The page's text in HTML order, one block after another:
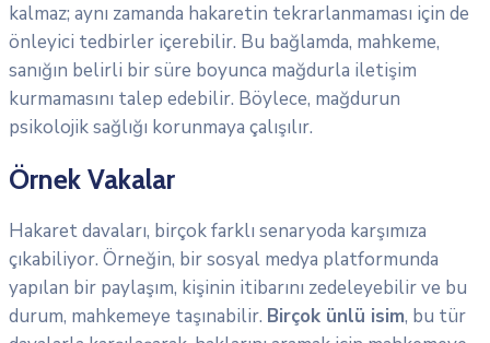
kalmaz; aynı zamanda hakaretin tekrarlanmaması için de
önleyici tedbirler içerebilir. Bu bağlamda, mahkeme,
sanığın belirli bir süre boyunca mağdurla iletişim
kurmamasını talep edebilir. Böylece, mağdurun
psikolojik sağlığı korunmaya çalışılır.
Örnek Vakalar
Hakaret davaları, birçok farklı senaryoda karşımıza
çıkabiliyor. Örneğin, bir sosyal medya platformunda
yapılan bir paylaşım, kişinin itibarını zedeleyebilir ve bu
durum, mahkemeye taşınabilir. Birçok ünlü isim, bu tür